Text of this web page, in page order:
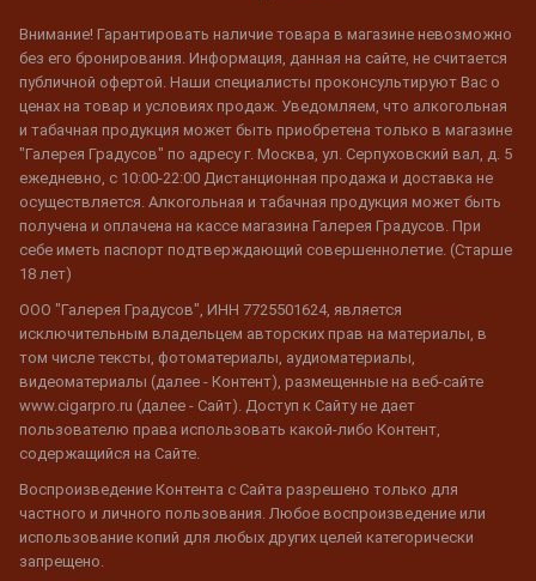
Внимание! Гарантировать наличие товара в магазине невозможно
без его бронирования. Информация, данная на сайте, не считается
публичной офертой. Наши специалисты проконсультируют Вас о
ценах на товар и условиях продаж. Уведомляем, что алкогольная
и табачная продукция может быть приобретена только в магазине
"Галерея Градусов" по адресу г. Москва, ул. Серпуховский вал, д. 5
ежедневно, с 10:00-22:00 Дистанционная продажа и доставка не
осуществляется. Алкогольная и табачная продукция может быть
получена и оплачена на кассе магазина Галерея Градусов. При
себе иметь паспорт подтверждающий совершеннолетие. (Старше
18 лет)
ООО "Галерея Градусов", ИНН 7725501624, является
исключительным владельцем авторских прав на материалы, в
том числе тексты, фотоматериалы, аудиоматериалы,
видеоматериалы (далее - Контент), размещенные на веб-сайте
www.cigarpro.ru (далее - Сайт). Доступ к Сайту не дает
пользователю права использовать какой-либо Контент,
содержащийся на Сайте.
Воспроизведение Контента с Сайта разрешено только для
частного и личного пользования. Любое воспроизведение или
использование копий для любых других целей категорически
запрещено.